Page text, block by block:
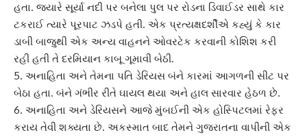
હતા. જ્યારે સૂર્યા નદી પર બનેલા પુલ પર રોડના ડિવાઈડર સાથે કાર
ટકરાઈ ત્યારે પૂરપાટ ઝડપે હતી. એક પ્રત્યક્ષદર્શીએ કહ્યું કે કાર
ડાબી બાજુથી એક અન્ય વાહનને ઓવરટેક કરવાની કોશિશ કરી
રહી હતી તે દરમિયાન કાબૂ ગૂમાવી બેઠી.
5. અનાહિતા અને તેમના પતિ ડેરિયસ બંને કારમાં આગળની સીટ પર
બેઠા હતા. બંને ગંભીર રીતે ઘાયલ થયા અને હાલ સારવાર હેઠળ છે.
6. અનાહિતા અને ડેરિયસને આજે મુંબઈની એક હોસ્પિટલમાં રેફર
કરાય તેવી શક્યતા છે. અકસ્માત બાદ તેમને ગુજરાતના વાપીની એક